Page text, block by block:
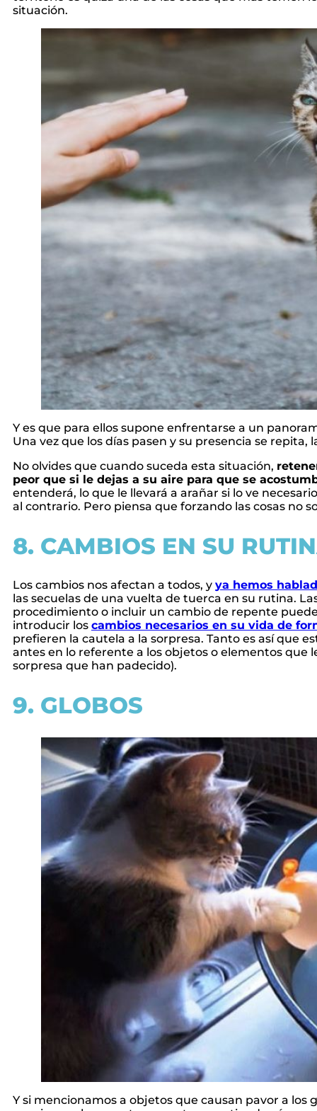
situación.
Y es que para ellos supone enfrentarse a un
Una vez que los días pasen y su presencia se
No olvides que cuando suceda esta situación,
peor que si le dejas a su aire para que se
entenderá, lo que le llevará a arañar si lo ve
al contrario. Pero piensa que forzando las cosas no
8. CAMBIOS EN SU
Los cambios nos afectan a todos, y ya hemos
las secuelas de una vuelta de tuerca en su rutina.
procedimiento o incluir un cambio de repente
introducir los cambios necesarios en su vida de
prefieren la cautela a la sorpresa. Tanto es así que
antes en lo referente a los objetos o elementos que
sorpresa que han padecido).
9. GLOBOS
Y si mencionamos a objetos que causan pavor a